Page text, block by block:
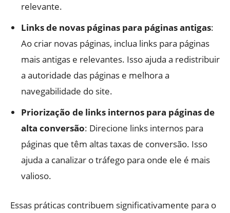
relevante.
Links de novas páginas para páginas antigas:
Ao criar novas páginas, inclua links para páginas
mais antigas e relevantes. Isso ajuda a redistribuir
a autoridade das páginas e melhora a
navegabilidade do site.
Priorização de links internos para páginas de
alta conversão: Direcione links internos para
páginas que têm altas taxas de conversão. Isso
ajuda a canalizar o tráfego para onde ele é mais
valioso.
Essas práticas contribuem significativamente para o